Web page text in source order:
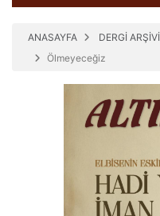
ANASAYFA DERGİ ARŞİVİ
Ölmeyeceğiz